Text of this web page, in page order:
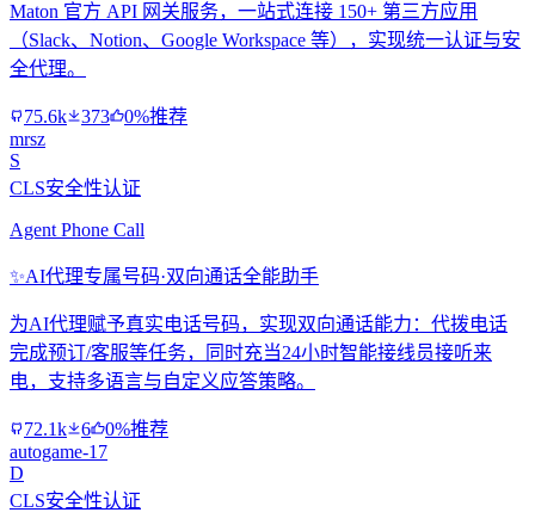
Maton 官方 API 网关服务，一站式连接 150+ 第三方应用
（Slack、Notion、Google Workspace 等），实现统一认证与安
全代理。
75.6k 373
0%推荐
mrsz
S
CLS安全性认证
Agent Phone Call
✨AI代理专属号码·双向通话全能助手
为AI代理赋予真实电话号码，实现双向通话能力：代拨电话
完成预订/客服等任务，同时充当24小时智能接线员接听来
电，支持多语言与自定义应答策略。
72.1k 6
0%推荐
autogame-17
D
CLS安全性认证